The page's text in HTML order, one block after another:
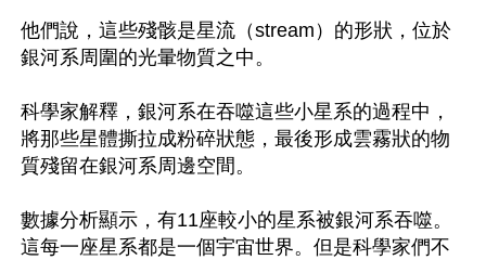
他們說，這些殘骸是星流（stream）的形狀，位於
銀河系周圍的光暈物質之中。
科學家解釋，銀河系在吞噬這些小星系的過程中，
將那些星體撕拉成粉碎狀態，最後形成雲霧狀的物
質殘留在銀河系周邊空間。
數據分析顯示，有11座較小的星系被銀河系吞噬。
這每一座星系都是一個宇宙世界。但是科學家們不